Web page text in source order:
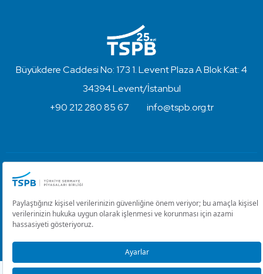
Büyükdere Caddesi No: 173 1. Levent Plaza A Blok Kat: 4
34394 Levent/İstanbul
+90 212 280 85 67
info@tspb.org.tr
Kullanım Koşulları ve Gizlilik
Çerez Ayarlarını Düzenle